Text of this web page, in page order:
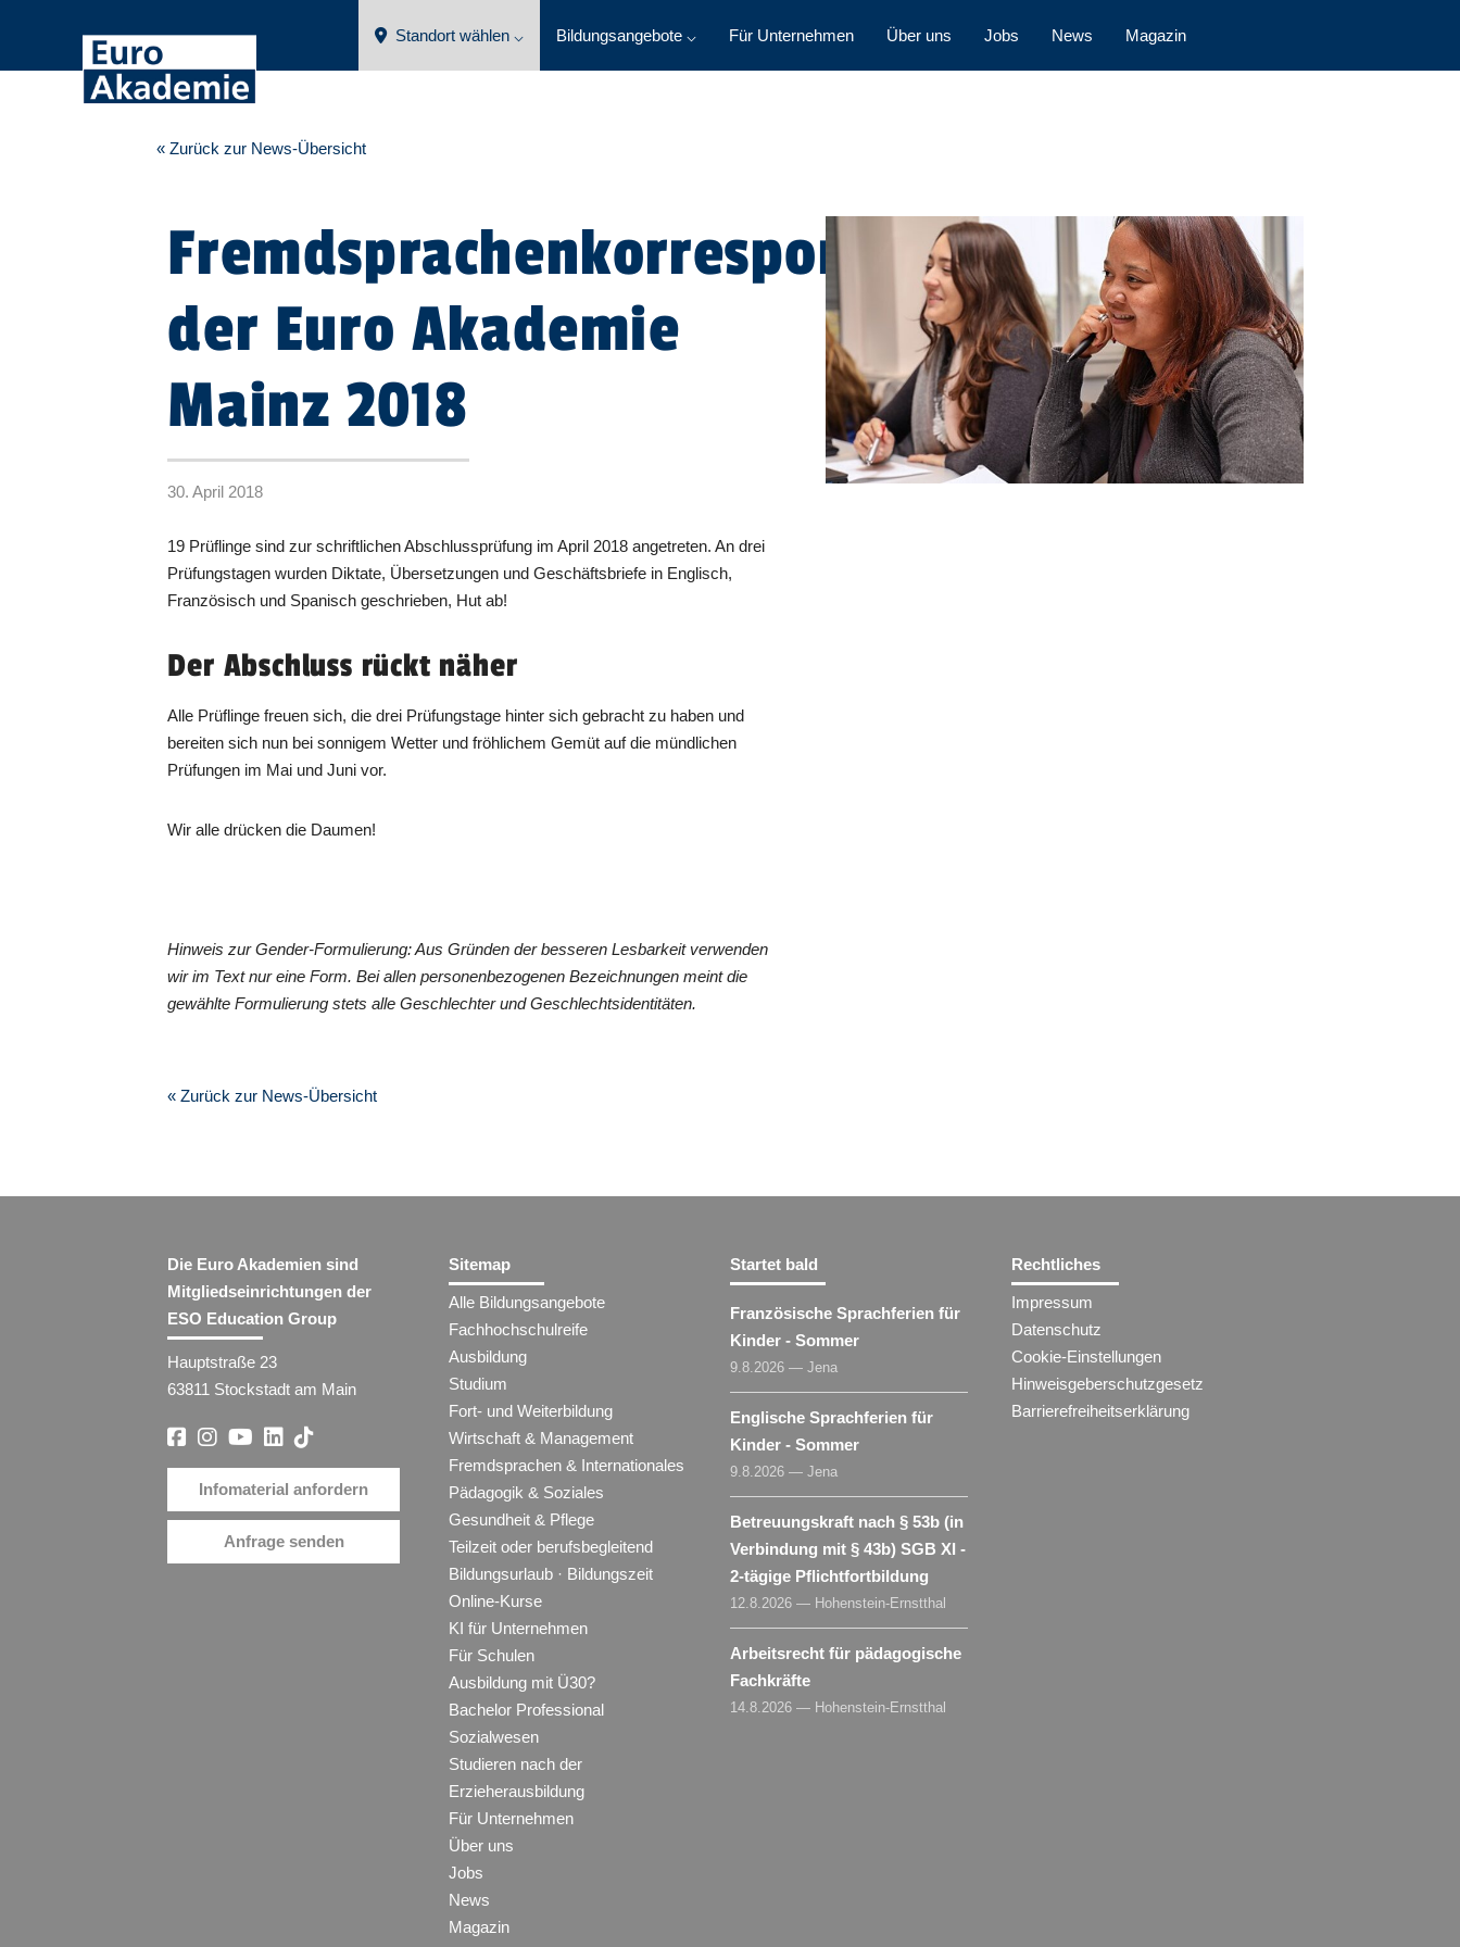
Standort wählen ⌵ Bildungsangebote ⌵ Für Unternehmen Über uns Jobs News Magazin
« Zurück zur News-Übersicht
Fremdsprachenkorrespondenten
der Euro Akademie
Mainz 2018
30. April 2018
19 Prüflinge sind zur schriftlichen Abschlussprüfung im April 2018 angetreten. An drei
Prüfungstagen wurden Diktate, Übersetzungen und Geschäftsbriefe in Englisch,
Französisch und Spanisch geschrieben, Hut ab!
Der Abschluss rückt näher
Alle Prüflinge freuen sich, die drei Prüfungstage hinter sich gebracht zu haben und
bereiten sich nun bei sonnigem Wetter und fröhlichem Gemüt auf die mündlichen
Prüfungen im Mai und Juni vor.
Wir alle drücken die Daumen!
Hinweis zur Gender-Formulierung: Aus Gründen der besseren Lesbarkeit verwenden
wir im Text nur eine Form. Bei allen personenbezogenen Bezeichnungen meint die
gewählte Formulierung stets alle Geschlechter und Geschlechtsidentitäten.
« Zurück zur News-Übersicht
Die Euro Akademien sind
Mitgliedseinrichtungen der
ESO Education Group
Hauptstraße 23
63811 Stockstadt am Main
Infomaterial anfordern
Anfrage senden
Sitemap
Alle Bildungsangebote
Fachhochschulreife
Ausbildung
Studium
Fort- und Weiterbildung
Wirtschaft & Management
Fremdsprachen & Internationales
Pädagogik & Soziales
Gesundheit & Pflege
Teilzeit oder berufsbegleitend
Bildungsurlaub · Bildungszeit
Online-Kurse
KI für Unternehmen
Für Schulen
Ausbildung mit Ü30?
Bachelor Professional
Sozialwesen
Studieren nach der
Erzieherausbildung
Für Unternehmen
Über uns
Jobs
News
Magazin
Startet bald
Französische Sprachferien für
Kinder - Sommer
9.8.2026 — Jena
Englische Sprachferien für
Kinder - Sommer
9.8.2026 — Jena
Betreuungskraft nach § 53b (in
Verbindung mit § 43b) SGB XI -
2-tägige Pflichtfortbildung
12.8.2026 — Hohenstein-Ernstthal
Arbeitsrecht für pädagogische
Fachkräfte
14.8.2026 — Hohenstein-Ernstthal
Rechtliches
Impressum
Datenschutz
Cookie-Einstellungen
Hinweisgeberschutzgesetz
Barrierefreiheitserklärung